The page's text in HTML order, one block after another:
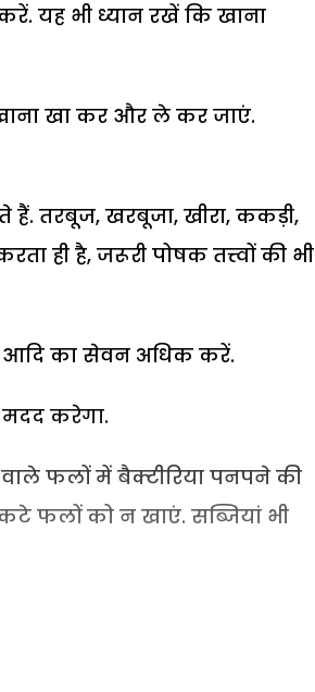
यह भी ध्यान रखें कि खाना
खा कर और ले कर जाएं.
हैं. तरबूज, खरबूजा, खीरा, ककड़ी,
ही है, जरूरी पोषक तत्त्वों की भी
आदि का सेवन अधिक करें.
करेगा.
फलों में बैक्टीरिया पनपने की
फलों को न खाएं. सब्जियां भी